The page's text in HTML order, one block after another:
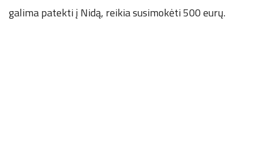
galima patekti į Nidą, reikia susimokėti 500 eurų.